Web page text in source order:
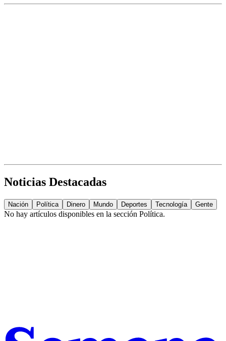
Noticias Destacadas
Nación Política Dinero Mundo Deportes Tecnología Gente
No hay artículos disponibles en la sección Política.